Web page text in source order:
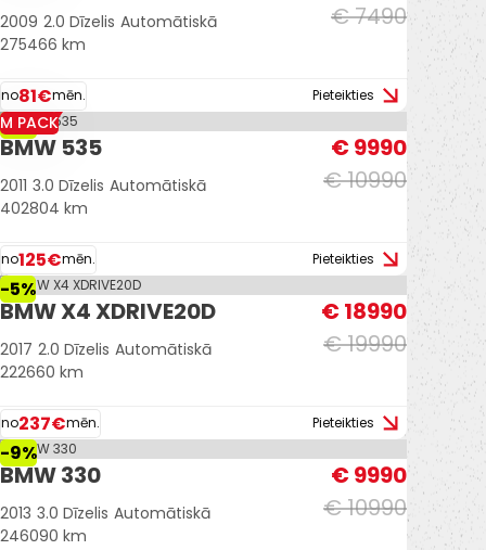
€ 7490
2009 2.0 Dīzelis Automātiskā
275466 km
no81€mēn. Pieteikties
-9%
M PACK
BMW 535
€ 10990
€ 9990
2011 3.0 Dīzelis Automātiskā
402804 km
no125€mēn. Pieteikties
-5%
BMW X4 XDRIVE20D
€ 19990
€ 18990
2017 2.0 Dīzelis Automātiskā
222660 km
no237€mēn. Pieteikties
-9%
BMW 330
€ 10990
€ 9990
2013 3.0 Dīzelis Automātiskā
246090 km